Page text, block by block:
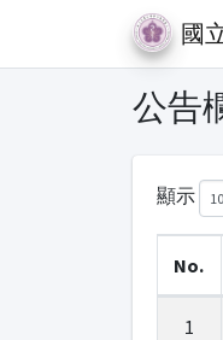
國
公告
顯示
No.
1